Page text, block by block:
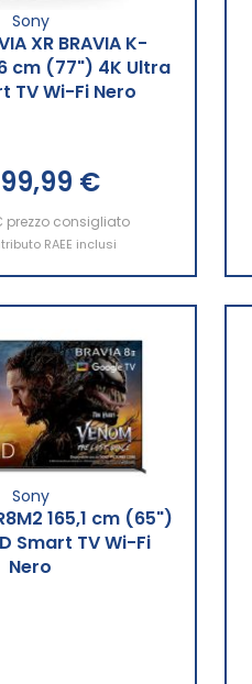
Sony
XR BRAVIA K-
cm (77") 4K Ultra
TV Wi-Fi Nero
€
prezzo consigliato
RAEE inclusi
al Carrello
Sony
165,1 cm (65")
Smart TV Wi-Fi
Nero